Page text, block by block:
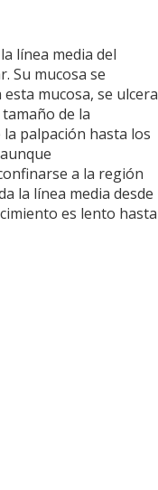
línea media del
Su mucosa se
mucosa, se ulcera
de la
palpación hasta los
a la región
la línea media desde
es lento hasta